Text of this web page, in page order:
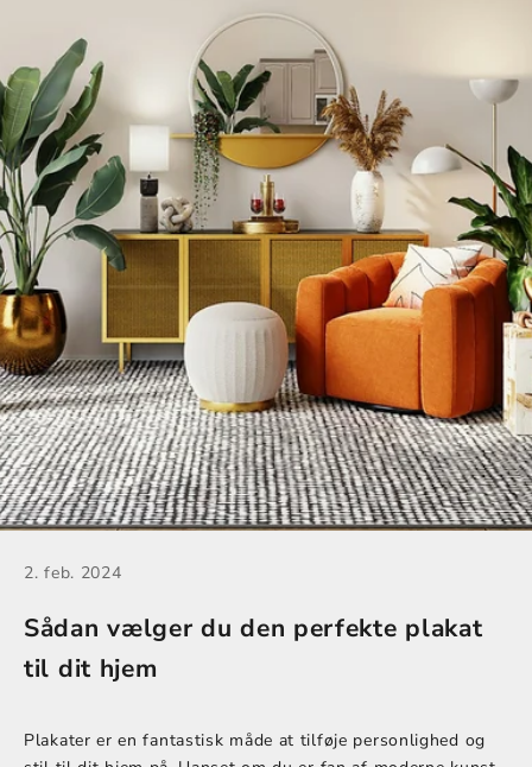
2. feb. 2024
Sådan vælger du den perfekte plakat
til dit hjem
Plakater er en fantastisk måde at tilføje personlighed og